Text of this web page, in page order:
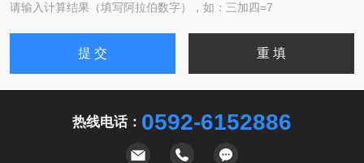
请输入计算结果（填写阿拉伯数字），如：三加四=7
热线电话： 0592-6152886